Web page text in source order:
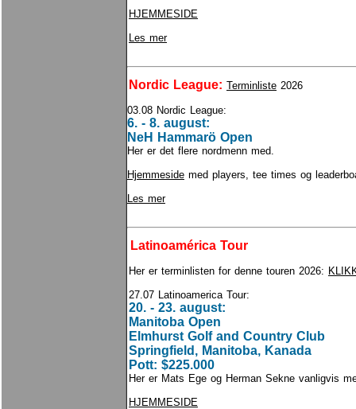
HJEMMESIDE
Les mer
Nordic League: Terminliste 2026
03.08 Nordic League:
6. - 8. august:
NeH Hammarö Open
Her er det flere nordmenn med.
Hjemmeside med players, tee times og
Les mer
Latinoamérica Tour
Her er terminlisten for denne touren 2026:
27.07 Latinoamerica Tour:
20. - 23. august:
Manitoba Open
Elmhurst Golf and Country Club
Springfield, Manitoba, Kanada
Pott: $225.000
Her er Mats Ege og Herman Sekne vanligvis
HJEMMESIDE